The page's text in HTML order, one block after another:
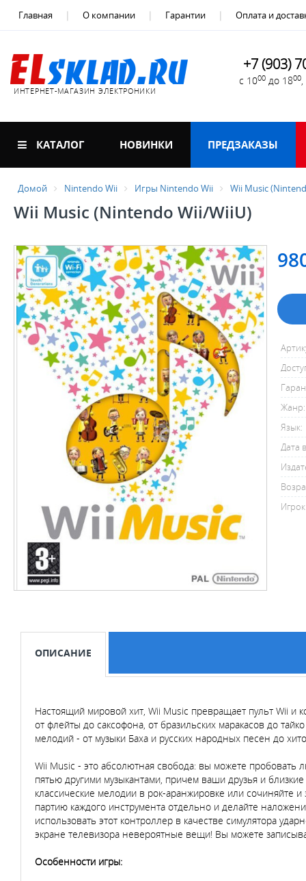
Главная О компании Гарантии Оплата и
ИНТЕРНЕТ-МАГАЗИН ЭЛЕКТРОНИКИ
+7 (903)
с 1000 до 1800
КАТАЛОГ НОВИНКИ ПРЕДЗАКАЗЫ
Домой Nintendo Wii Игры Nintendo Wii Wii Music
Wii Music (Nintendo Wii/WiiU)
Жанр:
Язык:
Дата
ОПИСАНИЕ
Настоящий мировой хит, Wii Music превращает пульт Wii и
от флейты до саксофона, от бразильских маракасов до
мелодий - от музыки Баха и русских народных песен до
Wii Music - это абсолютная свобода: вы можете пробовать
пятью другими музыкантами, причем ваши друзья и
классические мелодии в рок-аранжировке или сочиняйте
партию каждого инструмента отдельно и делайте
использовать этот контроллер в качестве симулятора
экране телевизора невероятные вещи! Вы можете
Особенности игры: